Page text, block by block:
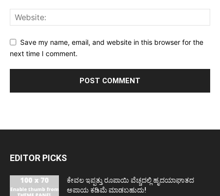
Save my name, email, and website in this browser for the
next time I comment.
EDITOR PICKS
ಕೇವಲ ಇಪ್ಪತ್ತು ರೂಪಾಯಿ ವೆಚ್ಚದಲ್ಲಿ ಹೃದಯಾಘಾತದ
ಅಪಾಯ ಕಡಿಮೆ ಮಾಡಬಹುದು!